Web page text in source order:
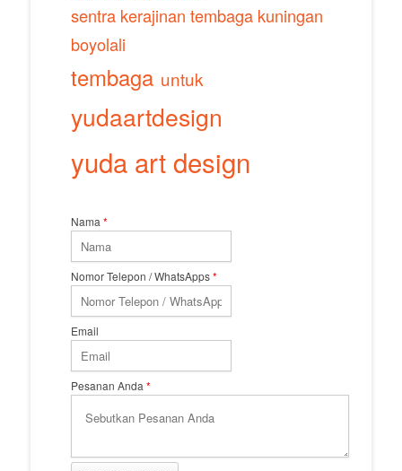
sentra kerajinan tembaga kuningan
boyolali
tembaga untuk
yudaartdesign
yuda art design
Nama *
Nomor Telepon / WhatsApps*
Email
Pesanan Anda *